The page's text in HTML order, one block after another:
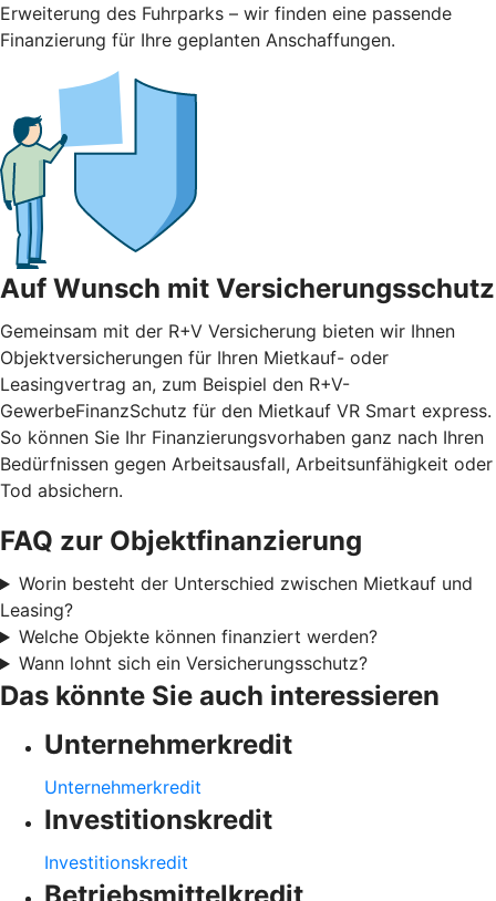
Erweiterung des Fuhrparks – wir finden eine passende
Finanzierung für Ihre geplanten Anschaffungen.
Auf Wunsch mit Versicherungsschutz
Gemeinsam mit der R+V Versicherung bieten wir Ihnen
Objektversicherungen für Ihren Mietkauf- oder
Leasingvertrag an, zum Beispiel den R+V-
GewerbeFinanzSchutz für den Mietkauf VR Smart express.
So können Sie Ihr Finanzierungsvorhaben ganz nach Ihren
Bedürfnissen gegen Arbeitsausfall, Arbeitsunfähigkeit oder
Tod absichern.
FAQ zur Objektfinanzierung
Worin besteht der Unterschied zwischen Mietkauf und
Leasing?
Welche Objekte können finanziert werden?
Wann lohnt sich ein Versicherungsschutz?
Das könnte Sie auch interessieren
Unternehmerkredit
Unternehmerkredit
Investitionskredit
Investitionskredit